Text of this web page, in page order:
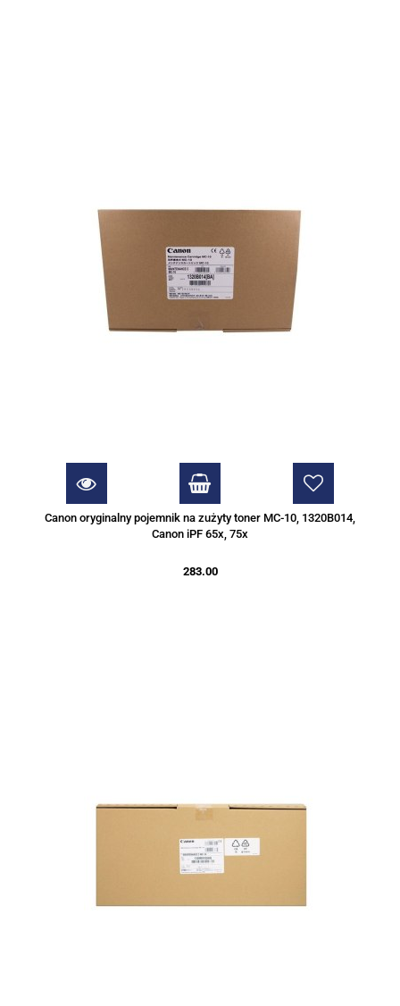
Canon oryginalny pojemnik na zużyty toner MC-10, 1320B014,
Canon iPF 65x, 75x
283.00